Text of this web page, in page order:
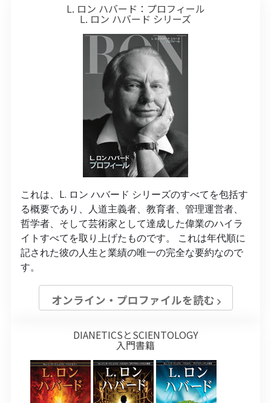
L. ロン ハバード：プロフィール
L. ロン ハバード シリーズ
これは、L. ロン ハバード シリーズのすべてを包括す
る概要であり、人道主義者、教育者、管理運営者、
哲学者、そして芸術家として達成した偉業のハイラ
イトすべてを取り上げたものです。 これは年代順に
記された彼の人生と業績の唯一の完全な要約なので
す。
オンライン・プロファイルを読む
DIANETICSとSCIENTOLOGY
入門書籍